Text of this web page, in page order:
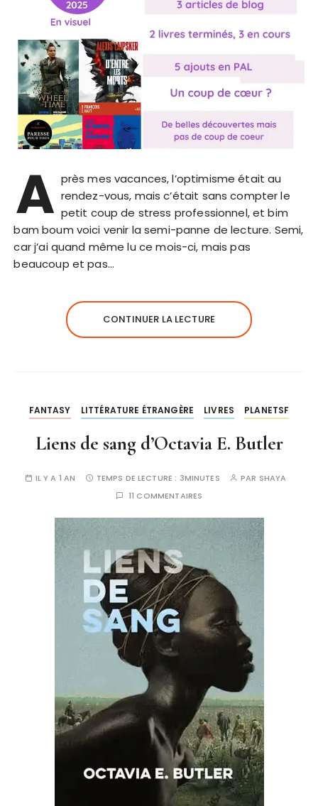
A près mes vacances, l’optimisme était au
rendez-vous, mais c’était sans compter le
petit coup de stress professionnel, et bim
bam boum voici venir la semi-panne de lecture. Semi,
car j’ai quand même lu ce mois-ci, mais pas
beaucoup et pas…
CONTINUER LA LECTURE
FANTASY LITTÉRATURE ÉTRANGÈRE LIVRES PLANETSF
Liens de sang d’Octavia E. Butler
IL Y A 1 AN TEMPS DE LECTURE : 3MINUTES PAR SHAYA
11 COMMENTAIRES